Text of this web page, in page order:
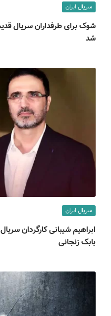
سریال ایران
شوک برای طرفداران سریال
شد
سریال ایران
ابراهیم شیبانی کارگردان
بابک زنجانی